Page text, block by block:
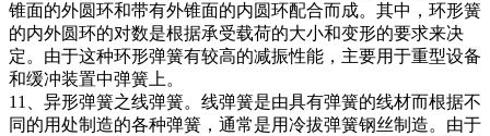
锥面的外圆环和带有外锥面的内圆环配合而成。其中，环形簧
的内外圆环的对数是根据承受载荷的大小和变形的要求来决
定。由于这种环形弹簧有较高的减振性能，主要用于重型设备
和缓冲装置中弹簧上。
11、异形弹簧之线弹簧。线弹簧是由具有弹簧的线材而根据不
同的用处制造的各种弹簧，通常是用冷拔弹簧钢丝制造。由于